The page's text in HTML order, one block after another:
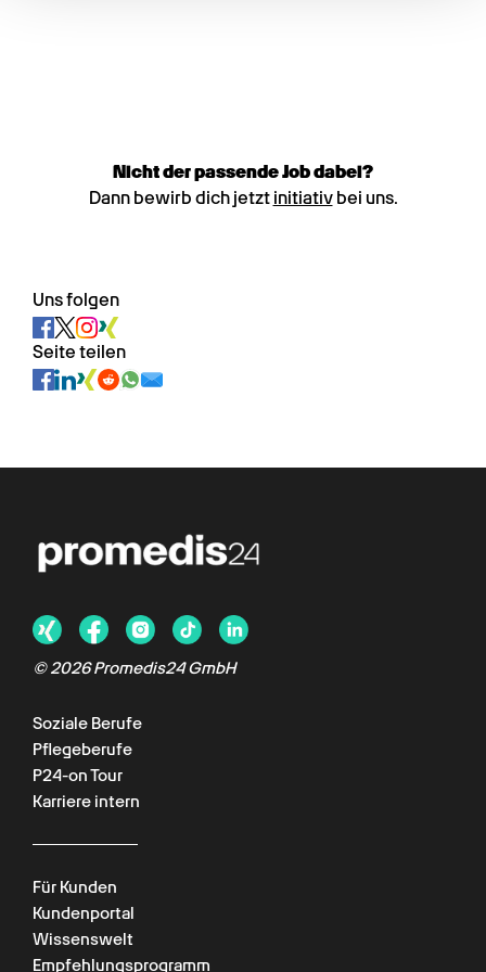
Nicht der passende Job dabei?
Dann bewirb dich jetzt initiativbei uns.
Uns folgen
Seite teilen
© 2026 Promedis24 GmbH
Soziale Berufe
Pflegeberufe
P24-on Tour
Karriere intern
Für Kunden
Kundenportal
Wissenswelt
Empfehlungsprogramm